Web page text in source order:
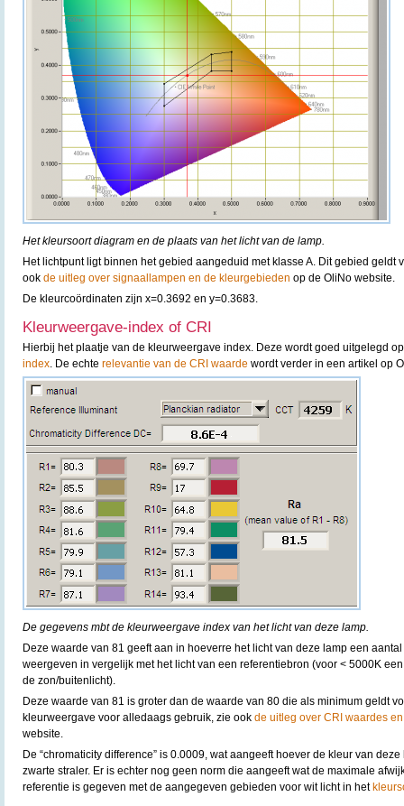
Het kleursoort diagram en de plaats van het licht van de lamp.
Het lichtpunt ligt binnen het gebied aangeduid met klasse A. Dit gebied geldt
ook de uitleg over signaallampen en de kleurgebieden op de OliNo website.
De kleurcoördinaten zijn x=0.3692 en y=0.3683.
Kleurweergave-index of CRI
Hierbij het plaatje van de kleurweergave index. Deze wordt goed uitgelegd
index. De echte relevantie van de CRI waarde wordt verder in een artikel op
De gegevens mbt de kleurweergave index van het licht van deze lamp.
Deze waarde van 81 geeft aan in hoeverre het licht van deze lamp een
weergeven in vergelijk met het licht van een referentiebron (voor < 5000K
de zon/buitenlicht).
Deze waarde van 81 is groter dan de waarde van 80 die als minimum geldt
kleurweergave voor alledaags gebruik, zie ook de uitleg over CRI waardes
website.
De “chromaticity difference” is 0.0009, wat aangeeft hoever de kleur van
zwarte straler. Er is echter nog geen norm die aangeeft wat de maximale
referentie is gegeven met de aangegeven gebieden voor wit licht in het